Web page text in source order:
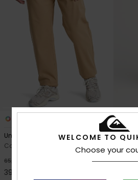
Union Straight Tappered
Calças Bege homem
65,00 €
39,00 €
Taxer
Bege
WELCOME TO
Choose your